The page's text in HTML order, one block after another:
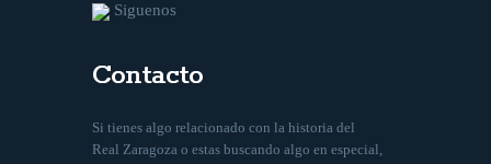
Siguenos
Contacto
Si tienes algo relacionado con la historia del
Real Zaragoza o estas buscando algo en especial,